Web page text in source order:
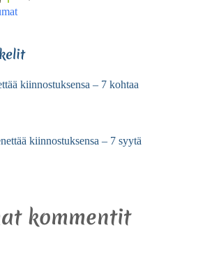
kiinnostuksensa – 7 kohtaa
kiinnostuksensa – 7 syytä
kommentit